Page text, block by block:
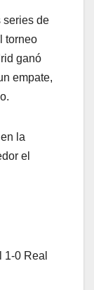
series de
torneo
ganó
empate,
la
el
1-0 Real